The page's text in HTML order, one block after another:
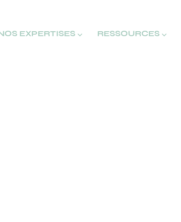
EXPERTISES ⌵ RESSOURCES ⌵